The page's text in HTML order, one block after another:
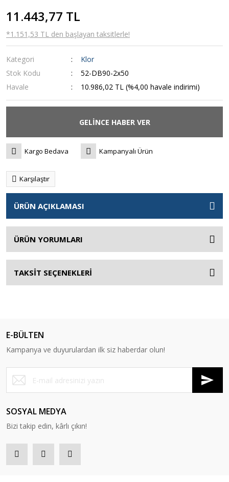
11.443,77 TL
*1.151,53 TL den başlayan taksitlerle!
Kategori
Klor
Stok Kodu
52-DB90-2x50
Havale
10.986,02 TL (%4,00 havale indirimi)
GELİNCE HABER VER
Kargo Bedava Kampanyalı Ürün
Karşılaştır
ÜRÜN AÇIKLAMASI
ÜRÜN YORUMLARI
TAKSİT SEÇENEKLERİ
E-BÜLTEN
Kampanya ve duyurulardan ilk siz haberdar olun!
SOSYAL MEDYA
Bizi takip edin, kârlı çıkın!